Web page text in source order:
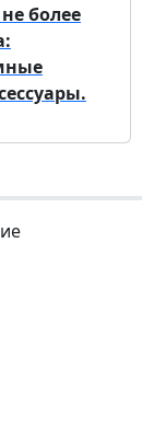
более